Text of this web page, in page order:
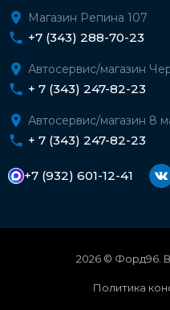
Магазин Репина 107
+7 (343) 288-70-23
Автосервис/магазин
+ 7 (343) 247-82-23
Автосервис/магазин 8
+ 7 (343) 247-82-23
+7 (932) 601-12-41
2026 © Форд96.
Политика